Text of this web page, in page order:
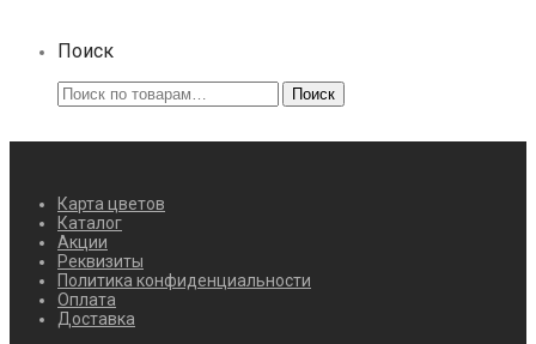
Поиск
Искать: Поиск
Карта цветов
Каталог
Акции
Реквизиты
Политика конфиденциальности
Оплата
Доставка